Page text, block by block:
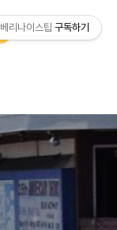
베리나이스팁 구독하기